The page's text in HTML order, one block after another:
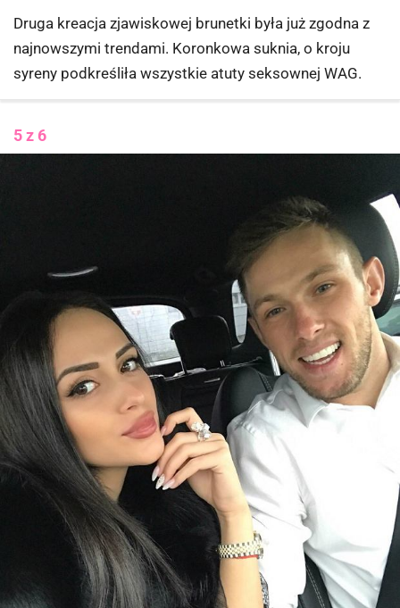
Druga kreacja zjawiskowej brunetki była już zgodna z
najnowszymi trendami. Koronkowa suknia, o kroju
syreny podkreśliła wszystkie atuty seksownej WAG.
5 z 6